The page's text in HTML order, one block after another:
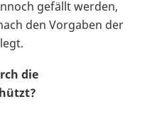
gefällt werden,
den Vorgaben der
die